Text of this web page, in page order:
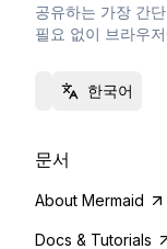
공유하는 가장 간
필요 없이 브라우
한국어
문서
About Mermaid
Docs & Tutorials